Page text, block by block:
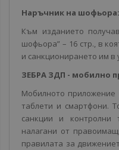
Наръчник на шофьора:
Към изданието
шофьора” – 16 стр., в
и санкционирането им в
ЗЕБРА ЗДП - мобилно
Мобилното
таблети и смартфони.
санкции и
налагани от
правилата за